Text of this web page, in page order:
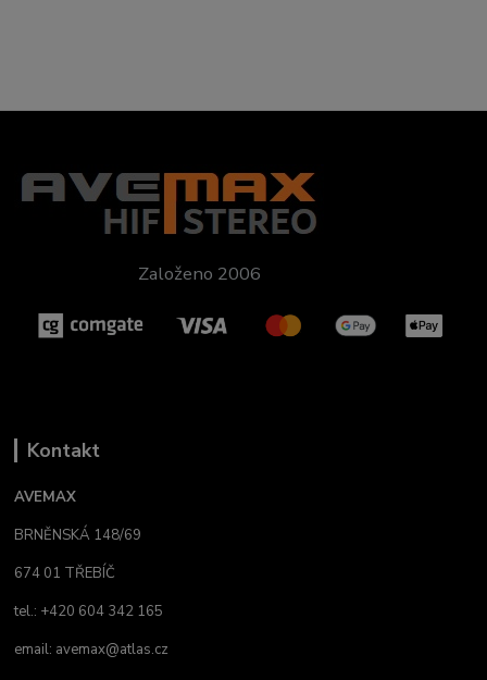
Založeno 2006
Kontakt
AVEMAX
BRNĚNSKÁ 148/69
674 01 TŘEBÍČ
tel.: +420 604 342 165
email: avemax@atlas.cz